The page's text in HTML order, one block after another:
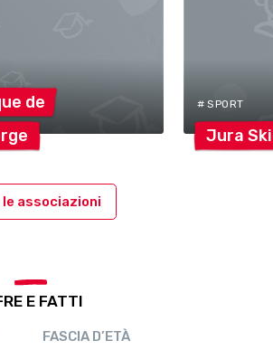
de
# SPORT
Jura
associazioni
E FATTI
FASCIA D’ETÀ